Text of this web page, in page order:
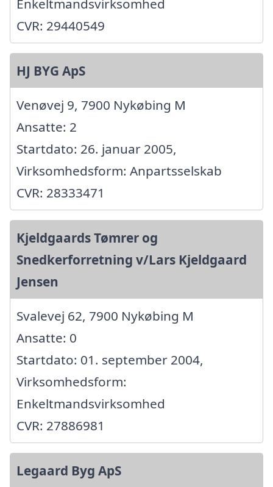
CVR: 29440549
HJ BYG ApS
Venøvej 9, 7900 Nykøbing M
Ansatte: 2
Startdato: 26. januar 2005,
Virksomhedsform: Anpartsselskab
CVR: 28333471
Kjeldgaards Tømrer og
Snedkerforretning v/Lars Kjeldgaard
Jensen
Svalevej 62, 7900 Nykøbing M
Ansatte: 0
Startdato: 01. september 2004,
Virksomhedsform:
Enkeltmandsvirksomhed
CVR: 27886981
Legaard Byg ApS